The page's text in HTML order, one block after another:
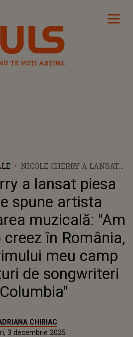
NICOLE CHERRY A LANSAT
PIESA "MELO". CE SPUNE
ARTISTA DESPRE
LANSAREA MUZICALĂ: "AM
ÎNCEPUT SĂ O CREEZ ÎN
ROMÂNIA, ÎN CADRUL
PRIMULUI MEU CAMP
ARTISTIC ALĂTURI DE
SONGWRITERI DIN
COLUMBIA"
a lansat piesa
spune artista
muzicală: "Am
în România,
meu camp
de songwriteri
CHIRIAC
3 decembrie 2025